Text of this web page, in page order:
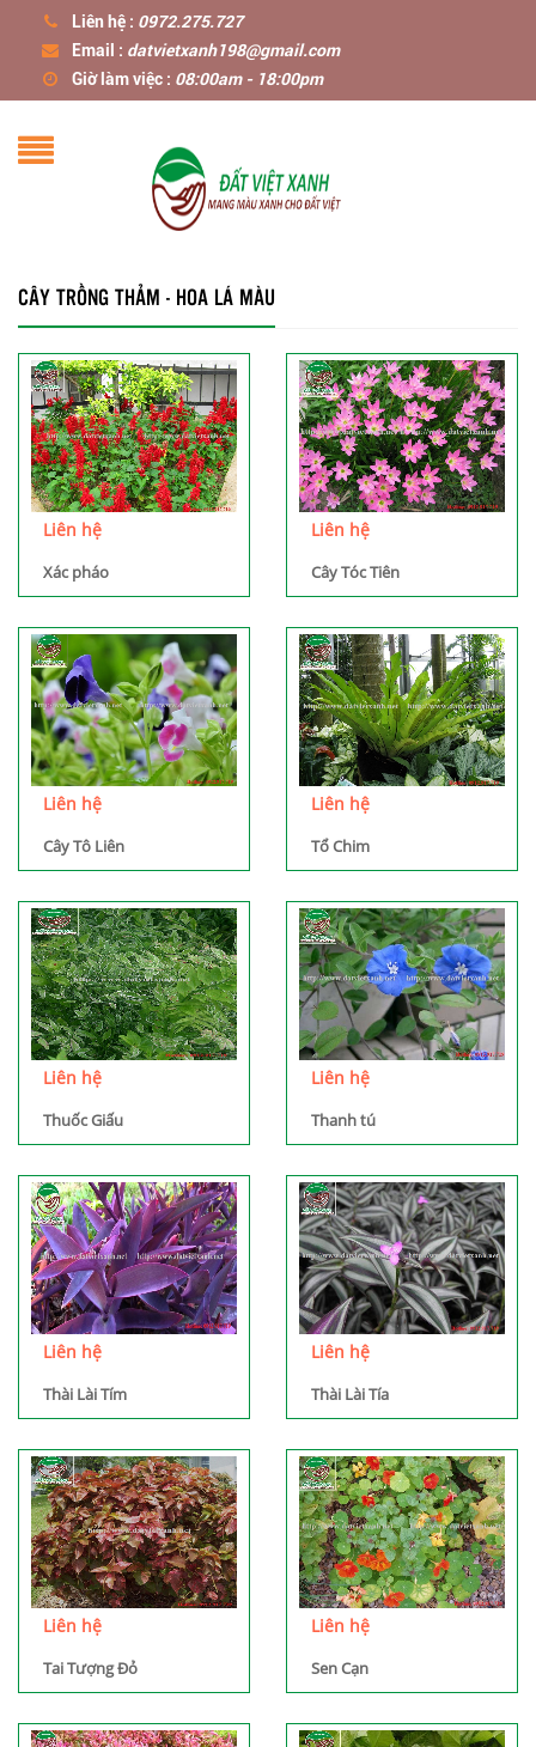
Liên hệ : 0972.275.727
Email : datvietxanh198@gmail.com
Giờ làm việc : 08:00am - 18:00pm
CÂY TRỒNG THẢM - HOA LÁ MÀU
Liên hệ
Xác pháo
Liên hệ
Cây Tóc Tiên
Liên hệ
Cây Tô Liên
Liên hệ
Tổ Chim
Liên hệ
Thuốc Giấu
Liên hệ
Thanh tú
Liên hệ
Thài Lài Tím
Liên hệ
Thài Lài Tía
Liên hệ
Tai Tượng Đỏ
Liên hệ
Sen Cạn